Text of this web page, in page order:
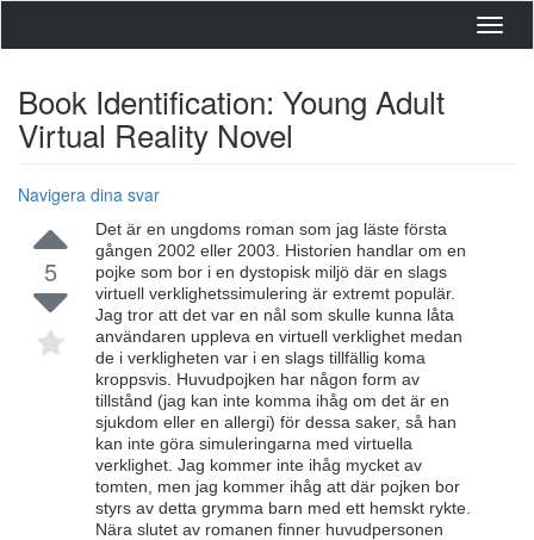
Book Identification: Young Adult
Virtual Reality Novel
Navigera dina svar
5
Det är en ungdoms roman som jag läste första
gången 2002 eller 2003. Historien handlar om en
pojke som bor i en dystopisk miljö där en slags
virtuell verklighetssimulering är extremt populär.
Jag tror att det var en nål som skulle kunna låta
användaren uppleva en virtuell verklighet medan
de i verkligheten var i en slags tillfällig koma
kroppsvis. Huvudpojken har någon form av
tillstånd (jag kan inte komma ihåg om det är en
sjukdom eller en allergi) för dessa saker, så han
kan inte göra simuleringarna med virtuella
verklighet. Jag kommer inte ihåg mycket av
tomten, men jag kommer ihåg att där pojken bor
styrs av detta grymma barn med ett hemskt rykte.
Nära slutet av romanen finner huvudpersonen